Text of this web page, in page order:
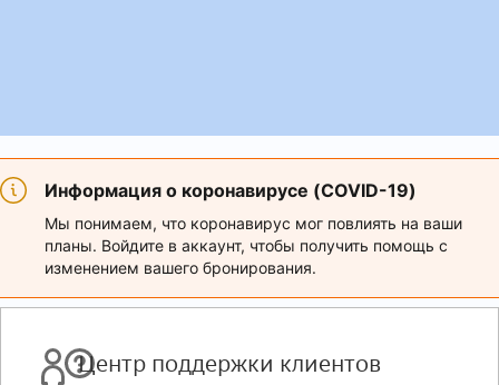
Информация о коронавирусе (COVID-19)
Мы понимаем, что коронавирус мог повлиять на ваши
планы. Войдите в аккаунт, чтобы получить помощь с
изменением вашего бронирования.
Центр поддержки клиентов